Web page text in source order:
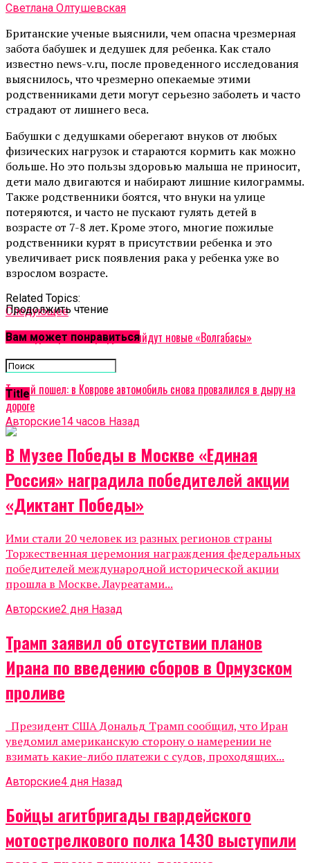
Светлана Олтушевская
Британские ученые выяснили, чем опасна чрезмерная
забота бабушек и дедушек для ребенка. Как стало
известно news-v.ru, после проведенного исследования
выяснилось, что чрезмерно опекаемые этими
родственниками дети могут серьезно заболеть и часто
страдают от лишнего веса.
Бабушки с дедушками оберегают внуков от любых
физических нагрузок и стараются кормить как можно
больше. Но это пользы здоровью малыша не приносит,
дети мало двигаются и набирают лишние килограммы.
Также родственники боятся, что внуки на улице
потеряются, и часто не пускают гулять детей в
возрасте от 7-8 лет. Кроме этого, многие пожилые
родственники курят в присутствии ребенка и это
увеличивает риск появления рака у ребенка уже во
взрослом возрасте.
Related Topics:
Cледующее
Во Владимире на маршруты выйдут новые «Волгабасы»
Не пропустите
Третий пошел: в Коврове автомобиль снова провалился в дыру на
дороге
Продолжить чтение
Вам может понравиться
Title
Авторские14 часов Назад
В Музее Победы в Москве «Единая
Россия» наградила победителей акции
«Диктант Победы»
Ими стали 20 человек из разных регионов страны
Торжественная церемония награждения федеральных
победителей международной исторической акции
прошла в Москве. Лауреатами...
Авторские2 дня Назад
Трамп заявил об отсутствии планов
Ирана по введению сборов в Ормузском
проливе
Президент США Дональд Трамп сообщил, что Иран
уведомил американскую сторону о намерении не
взимать какие-либо платежи с судов, проходящих...
Авторские4 дня Назад
Бойцы агитбригады гвардейского
мотострелкового полка 1430 выступили